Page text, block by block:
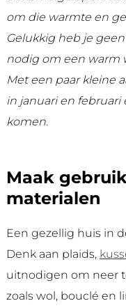
om die warmte en
Gelukkig heb je
nodig om een warm
Met een paar kleine
in januari en
komen.
Maak
materialen
Een gezellig huis in
Denk aan plaids,
uitnodigen om neer
zoals wol, bouclé en